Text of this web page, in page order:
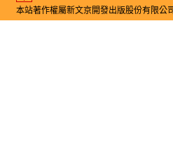
本站著作權屬新文京開發出版股份有限公